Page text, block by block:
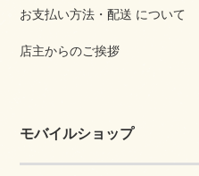
お支払い方法・配送 について
店主からのご挨拶
モバイルショップ